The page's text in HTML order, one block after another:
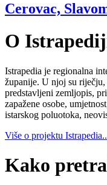
Cerovac,
O
Istrapedia je regionalna
županije. U njoj su
predstavljeni zemljopis,
zapažene osobe,
istarskog poluotoka,
Više o projektu
Kako